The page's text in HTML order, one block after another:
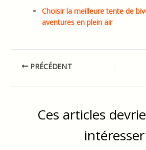
Choisir la meilleure tente de
aventures en plein air
PRÉCÉDENT
Ces articles
intéresser